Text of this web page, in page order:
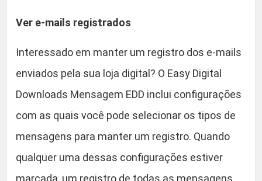
Ver e-mails registrados
Interessado em manter um registro dos e-mails
enviados pela sua loja digital? O Easy Digital
Downloads Mensagem EDD inclui configurações
com as quais você pode selecionar os tipos de
mensagens para manter um registro. Quando
qualquer uma dessas configurações estiver
marcada, um registro de todas as mensagens